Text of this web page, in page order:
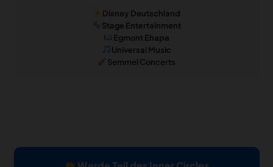
Disney Deutschland
Stage Entertainment
Egmont Ehapa
Universal Music
Semmel Concerts